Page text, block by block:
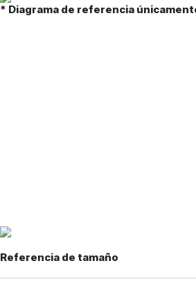
* Diagrama de referencia
Referencia de tamaño